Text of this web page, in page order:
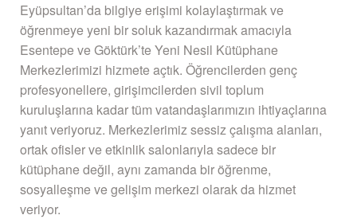
Eyüpsultan’da bilgiye erişimi kolaylaştırmak ve
öğrenmeye yeni bir soluk kazandırmak amacıyla
Esentepe ve Göktürk’te Yeni Nesil Kütüphane
Merkezlerimizi hizmete açtık. Öğrencilerden genç
profesyonellere, girişimcilerden sivil toplum
kuruluşlarına kadar tüm vatandaşlarımızın ihtiyaçlarına
yanıt veriyoruz. Merkezlerimiz sessiz çalışma alanları,
ortak ofisler ve etkinlik salonlarıyla sadece bir
kütüphane değil, aynı zamanda bir öğrenme,
sosyalleşme ve gelişim merkezi olarak da hizmet
veriyor.